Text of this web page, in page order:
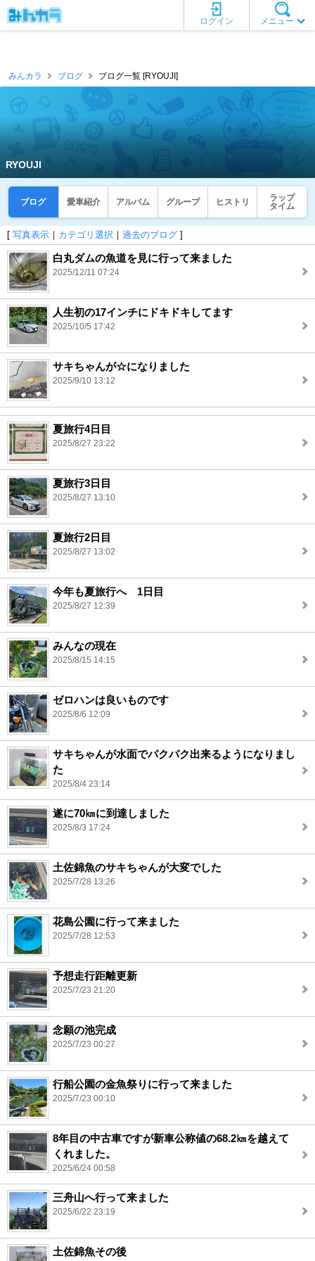
メニュー
ログイン
みんカラ ブログ ブログ一覧 [RYOUJI]
RYOUJI
ブログ 愛車紹介 アルバム グループ ヒストリ
ラップ
タイム
[ 写真表示 ｜ カテゴリ選択 ｜ 過去のブログ ]
白丸ダムの魚道を見に行って来ました
2025/12/11 07:24
人生初の17インチにドキドキしてます
2025/10/5 17:42
サキちゃんが☆になりました
2025/9/10 13:12
夏旅行4日目
2025/8/27 23:22
夏旅行3日目
2025/8/27 13:10
夏旅行2日目
2025/8/27 13:02
今年も夏旅行へ 1日目
2025/8/27 12:39
みんなの現在
2025/8/15 14:15
ゼロハンは良いものです
2025/8/6 12:09
サキちゃんが水面でパクパク出来るようになりまし
た
2025/8/4 23:14
遂に70㎞に到達しました
2025/8/3 17:24
土佐錦魚のサキちゃんが大変でした
2025/7/28 13:26
花島公園に行って来ました
2025/7/28 12:53
予想走行距離更新
2025/7/23 21:20
念願の池完成
2025/7/23 00:27
行船公園の金魚祭りに行って来ました
2025/7/23 00:10
8年目の中古車ですが新車公称値の68.2㎞を越えて
くれました。
2025/6/24 00:58
三舟山へ行って来ました
2025/6/22 23:19
土佐錦魚その後